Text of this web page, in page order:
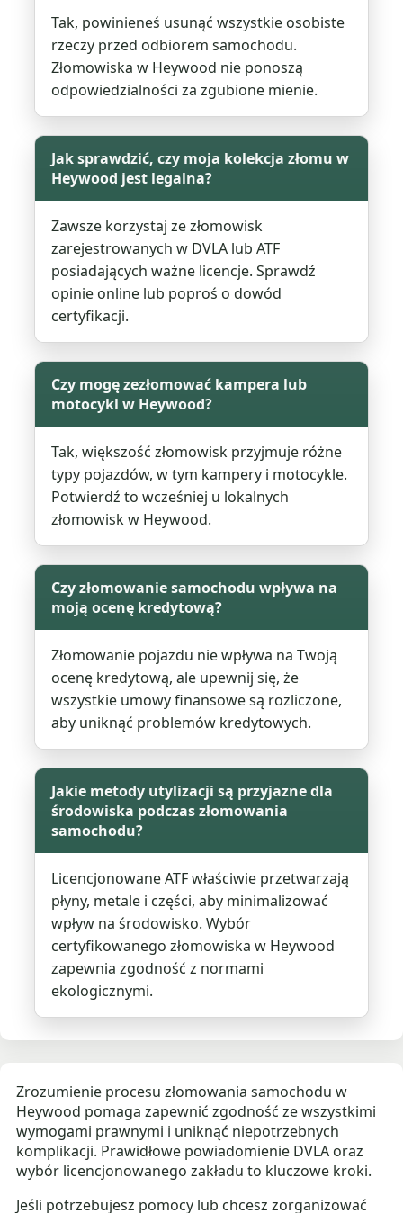
Tak, powinieneś usunąć wszystkie osobiste
rzeczy przed odbiorem samochodu.
Złomowiska w Heywood nie ponoszą
odpowiedzialności za zgubione mienie.
Jak sprawdzić, czy moja kolekcja złomu w
Heywood jest legalna?
Zawsze korzystaj ze złomowisk
zarejestrowanych w DVLA lub ATF
posiadających ważne licencje. Sprawdź
opinie online lub poproś o dowód
certyfikacji.
Czy mogę zezłomować kampera lub
motocykl w Heywood?
Tak, większość złomowisk przyjmuje różne
typy pojazdów, w tym kampery i motocykle.
Potwierdź to wcześniej u lokalnych
złomowisk w Heywood.
Czy złomowanie samochodu wpływa na
moją ocenę kredytową?
Złomowanie pojazdu nie wpływa na Twoją
ocenę kredytową, ale upewnij się, że
wszystkie umowy finansowe są rozliczone,
aby uniknąć problemów kredytowych.
Jakie metody utylizacji są przyjazne dla
środowiska podczas złomowania
samochodu?
Licencjonowane ATF właściwie przetwarzają
płyny, metale i części, aby minimalizować
wpływ na środowisko. Wybór
certyfikowanego złomowiska w Heywood
zapewnia zgodność z normami
ekologicznymi.
Zrozumienie procesu złomowania samochodu w
Heywood pomaga zapewnić zgodność ze wszystkimi
wymogami prawnymi i uniknąć niepotrzebnych
komplikacji. Prawidłowe powiadomienie DVLA oraz
wybór licencjonowanego zakładu to kluczowe kroki.
Jeśli potrzebujesz pomocy lub chcesz zorganizować